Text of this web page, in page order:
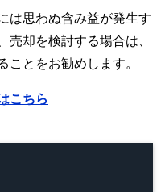
は思わぬ含み益が発生す
売却を検討する場合は、
ことをお勧めします。
こちら